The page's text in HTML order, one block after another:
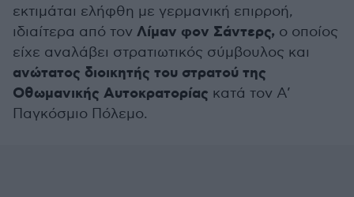
εκτιμάται ελήφθη με γερμανική επιρροή,
ιδιαίτερα από τον Λίμαν φον Σάντερς, ο οποίος
είχε αναλάβει στρατιωτικός σύμβουλος και
ανώτατος διοικητής του στρατού της
Οθωμανικής Αυτοκρατορίας κατά τον Α’
Παγκόσμιο Πόλεμο.